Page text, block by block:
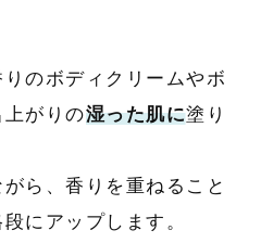
のボディクリームやボ
がりの湿った肌に塗り
ら、香りを重ねること
にアップします。